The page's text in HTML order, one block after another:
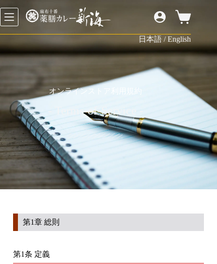
日本語 /English
オンラインストア利用規約
- Terms-of-Service -
第1章 総則
第1条 定義